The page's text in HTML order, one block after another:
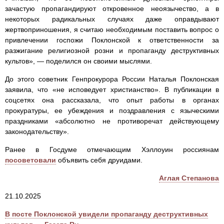
зачастую пропагандируют откровенное неоязычество, а в
некоторых радикальных случаях даже оправдывают
жертвоприношения, я считаю необходимым поставить вопрос о
привлечении госпожи Поклонской к ответственности за
разжигание религиозной розни и пропаганду деструктивных
культов», — поделился он своими мыслями.
До этого советник Генпрокурора России Наталья Поклонская
заявила, что «не исповедует христианство». В публикации в
соцсетях она рассказала, что опыт работы в органах
прокуратуры, ее убеждения и поздравления с языческими
праздниками «абсолютно не противоречат действующему
законодательству».
Ранее в Госдуме отмечающим Хэллоуин россиянам
посоветовали объявить себя друидами.
Аглая Степанова
21.10.2025
В посте Поклонской увидели пропаганду деструктивных